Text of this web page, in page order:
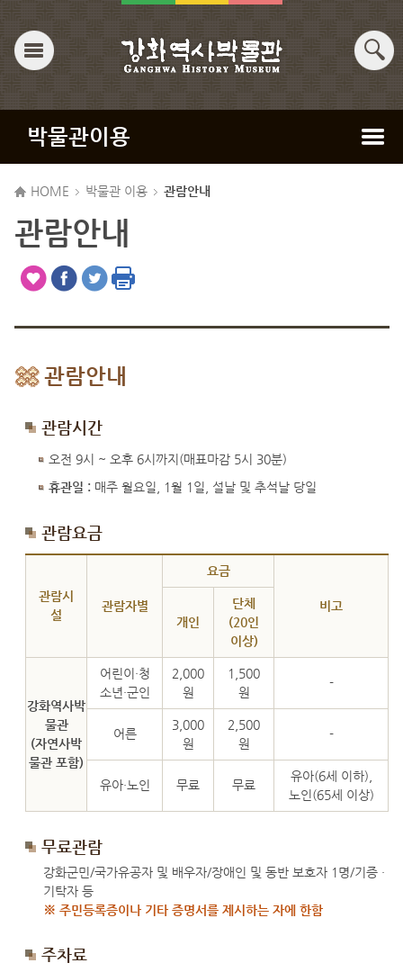
박물관이용
HOME 박물관 이용 관람안내
관람안내
관람안내
관람시간
오전 9시 ~ 오후 6시까지(매표마감 5시 30분)
휴관일 : 매주 월요일, 1월 1일, 설날 및 추석날 당일
관람요금
관람시
설
관람자별
요금
비고
개인
단체
(20인
이상)
강화역사박
물관
(자연사박
물관 포함)
어린이·청
소년·군인
2,000
원
1,500
원
-
어른
3,000
원
2,500
원
-
유아·노인 무료 무료
유아(6세 이하),
노인(65세 이상)
무료관람
강화군민/국가유공자 및 배우자/장애인 및 동반 보호자 1명/기증 ·
기탁자 등
※ 주민등록증이나 기타 증명서를 제시하는 자에 한함
주차료